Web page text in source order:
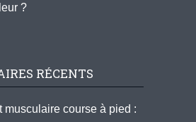
?
RÉCENTS
musculaire course à pied :